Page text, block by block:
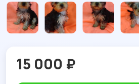
15 000 ₽